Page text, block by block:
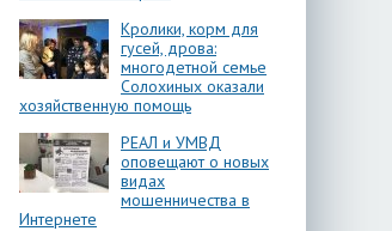
Кролики, корм для
гусей, дрова:
многодетной семье
Солохиных оказали
хозяйственную помощь
РЕАЛ и УМВД
оповещают о новых
видах
мошенничества в
Интернете